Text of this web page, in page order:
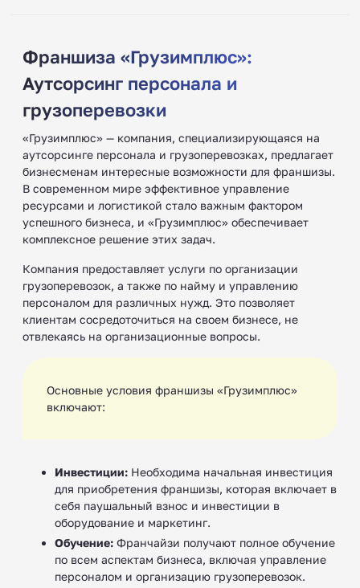
Франшиза «Грузимплюс»:
Аутсорсинг персонала и
грузоперевозки
«Грузимплюс» — компания, специализирующаяся на
аутсорсинге персонала и грузоперевозках, предлагает
бизнесменам интересные возможности для франшизы.
В современном мире эффективное управление
ресурсами и логистикой стало важным фактором
успешного бизнеса, и «Грузимплюс» обеспечивает
комплексное решение этих задач.
Компания предоставляет услуги по организации
грузоперевозок, а также по найму и управлению
персоналом для различных нужд. Это позволяет
клиентам сосредоточиться на своем бизнесе, не
отвлекаясь на организационные вопросы.
Основные условия франшизы «Грузимплюс»
включают:
Инвестиции: Необходима начальная инвестиция
для приобретения франшизы, которая включает в
себя паушальный взнос и инвестиции в
оборудование и маркетинг.
Обучение: Франчайзи получают полное обучение
по всем аспектам бизнеса, включая управление
персоналом и организацию грузоперевозок.